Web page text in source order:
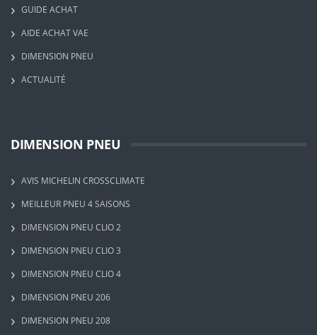
GUIDE ACHAT
AIDE ACHAT VAE
DIMENSION PNEU
ACTUALITÉ
DIMENSION PNEU
AVIS MICHELIN CROSSCLIMATE
MEILLEUR PNEU 4 SAISONS
DIMENSION PNEU CLIO 2
DIMENSION PNEU CLIO 3
DIMENSION PNEU CLIO 4
DIMENSION PNEU 206
DIMENSION PNEU 208